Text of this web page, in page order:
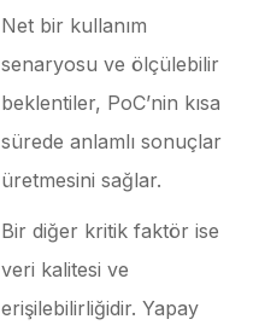
Net bir kullanım
senaryosu ve ölçülebilir
beklentiler, PoC’nin kısa
sürede anlamlı sonuçlar
üretmesini sağlar.
Bir diğer kritik faktör ise
veri kalitesi ve
erişilebilirliğidir. Yapay